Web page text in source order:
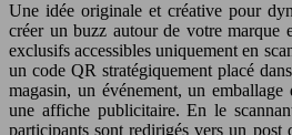
Une idée originale et créative pour
créer un buzz autour de votre marque
exclusifs accessibles uniquement en
un code QR stratégiquement placé
magasin, un événement, un
une affiche publicitaire. En le
participants sont redirigés vers un post